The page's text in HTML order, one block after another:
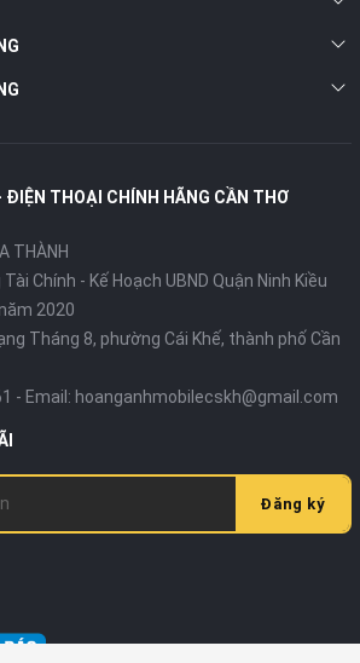
ĐIỆN THOẠI CHÍNH HÃNG CẦN THƠ
THÀNH
Chính - Kế Hoạch UBND Quận Ninh Kiều
2020
Tháng 8, phường Cái Khế, thành phố Cần
- Email: hoanganhmobilecskh@gmail.com
Đăng ký